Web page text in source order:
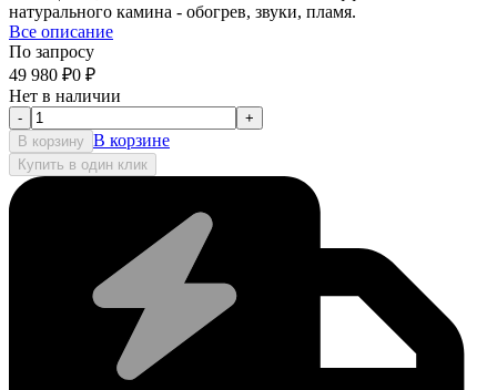
натурального камина - обогрев, звуки, пламя.
Все описание
По запросу
49 980 ₽0 ₽
Нет в наличии
-
+
В корзину В корзине
Купить в один клик